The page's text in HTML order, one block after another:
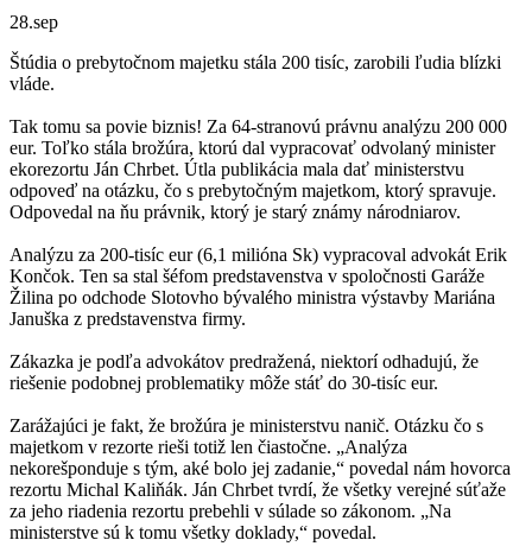
28.sep
Štúdia o prebytočnom majetku stála 200 tisíc, zarobili ľudia blízki
vláde.
Tak tomu sa povie biznis! Za 64-stranovú právnu analýzu 200 000
eur. Toľko stála brožúra, ktorú dal vypracovať odvolaný minister
ekorezortu Ján Chrbet. Útla publikácia mala dať ministerstvu
odpoveď na otázku, čo s prebytočným majetkom, ktorý spravuje.
Odpovedal na ňu právnik, ktorý je starý známy národniarov.
Analýzu za 200-tisíc eur (6,1 milióna Sk) vypracoval advokát Erik
Končok. Ten sa stal šéfom predstavenstva v spoločnosti Garáže
Žilina po odchode Slotovho bývalého ministra výstavby Mariána
Januška z predstavenstva firmy.
Zákazka je podľa advokátov predražená, niektorí odhadujú, že
riešenie podobnej problematiky môže stáť do 30-tisíc eur.
Zarážajúci je fakt, že brožúra je ministerstvu nanič. Otázku čo s
majetkom v rezorte rieši totiž len čiastočne. „Analýza
nekorešponduje s tým, aké bolo jej zadanie,“ povedal nám hovorca
rezortu Michal Kaliňák. Ján Chrbet tvrdí, že všetky verejné súťaže
za jeho riadenia rezortu prebehli v súlade so zákonom. „Na
ministerstve sú k tomu všetky doklady,“ povedal.